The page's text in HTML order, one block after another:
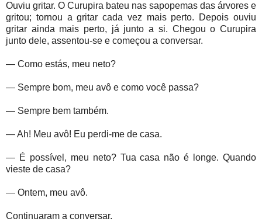
Ouviu gritar. O Curupira bateu nas sapopemas das árvores e
gritou; tornou a gritar cada vez mais perto. Depois ouviu
gritar ainda mais perto, já junto a si. Chegou o Curupira
junto dele, assentou-se e começou a conversar.
— Como estás, meu neto?
— Sempre bom, meu avô e como você passa?
— Sempre bem também.
— Ah! Meu avô! Eu perdi-me de casa.
— É possível, meu neto? Tua casa não é longe. Quando
vieste de casa?
— Ontem, meu avô.
Continuaram a conversar.